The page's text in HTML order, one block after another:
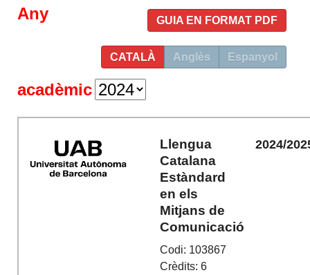
GUIA EN FORMAT PDF
CATALÀ Anglès Espanyol
Any
acadèmic
Llengua
Catalana
Estàndard
en els
Mitjans de
Comunicació
Codi: 103867
Crèdits: 6
2024/